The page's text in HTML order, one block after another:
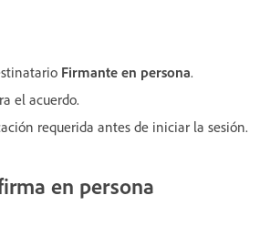
Firmante en persona.
el acuerdo.
requerida antes de iniciar la sesión.
en persona